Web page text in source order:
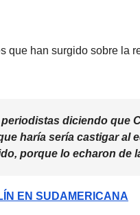
que han surgido sobre la
diciendo que
haría sería castigar al
porque lo echaron de
EN SUDAMERICANA